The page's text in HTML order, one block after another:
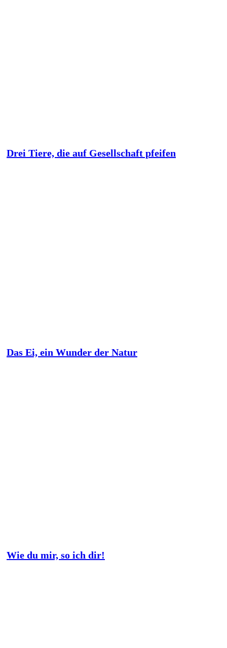
Drei Tiere, die auf Gesellschaft pfeifen
Das Ei, ein Wunder der Natur
Wie du mir, so ich dir!